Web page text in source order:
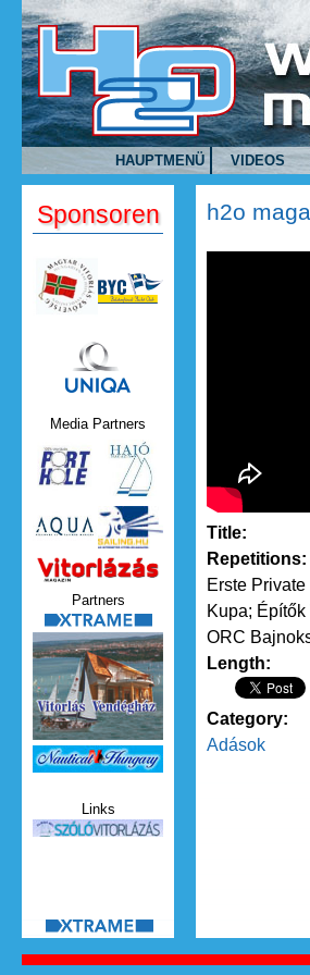
Direkt zum Inhalt
HAUPTMENÜ VIDEOS
h2o
Title:
Repetitions:
Erste
Kupa;
ORC
Length:
Category:
Adások
Sponsoren
Uniqa.png
Media Partners
Vitorlazas_magazin.jpg
Partners
xtrame.png
Nauticat.jpg
Links
szolo_vitorlazas.jpg